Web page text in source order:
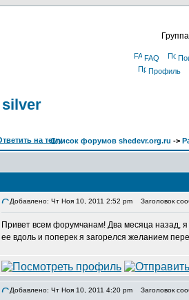
FAQ
Профиль
Список форумов shedevr.org.ru ->
Добавлено: Чт Ноя 10, 2011 2:52 pm Заголовок
Привет всем форумчанам! Два месяца назад,
ее вдоль и поперек я загорелся желанием
Добавлено: Чт Ноя 10, 2011 4:20 pm Заголовок